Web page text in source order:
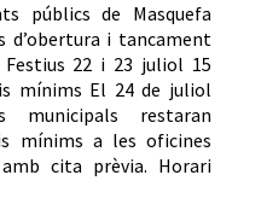
públics de Masquefa
d’obertura i tancament
Festius 22 i 23 juliol 15
mínims El 24 de juliol
municipals restaran
mínims a les oficines
cita prèvia. Horari